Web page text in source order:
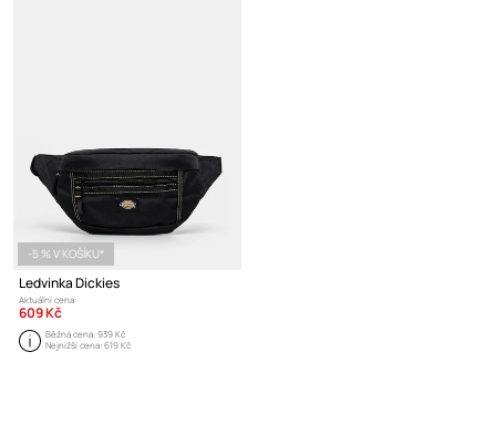
-5 % V KOŠÍKU*
Ledvinka Dickies
Aktuální cena:
609 Kč
Běžná cena:939 Kč
Nejnižší cena:619 Kč